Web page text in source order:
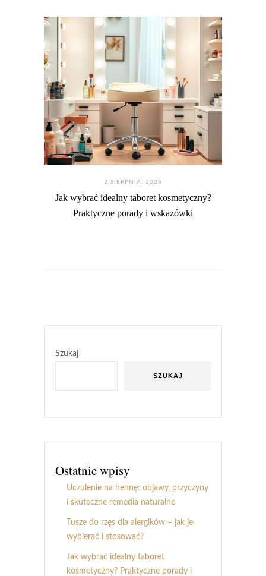
2 SIERPNIA. 2026
Jak wybrać idealny taboret kosmetyczny?
Praktyczne porady i wskazówki
Szukaj
SZUKAJ
Ostatnie wpisy
Uczulenie na hennę: objawy, przyczyny
i skuteczne remedia naturalne
Tusze do rzęs dla alergików – jak je
wybierać i stosować?
Jak wybrać idealny taboret
kosmetyczny? Praktyczne porady i